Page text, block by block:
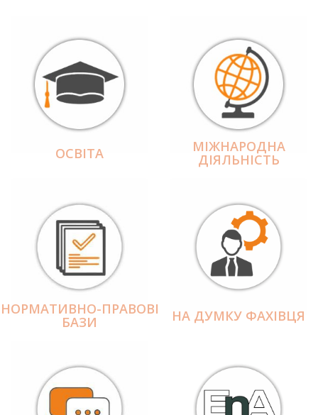
ОСВІТА МІЖНАРОДНА
ДІЯЛЬНІCТЬ
НОРМАТИВНО-ПРАВОВІ
БАЗИ НА ДУМКУ ФАХІВЦЯ